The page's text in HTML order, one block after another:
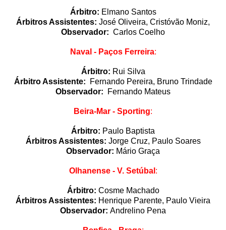
Árbitro: Elmano Santos
Árbitros Assistentes: José Oliveira, Cristóvão Moniz,
Observador: Carlos Coelho
Naval - Paços Ferreira:
Árbitro: Rui Silva
Árbitro Assistente: Fernando Pereira, Bruno Trindade
Observador: Fernando Mateus
Beira-Mar - Sporting:
Árbitro: Paulo Baptista
Árbitros Assistentes: Jorge Cruz, Paulo Soares
Observador: Mário Graça
Olhanense - V. Setúbal :
Árbitro: Cosme Machado
Árbitros Assistentes: Henrique Parente, Paulo Vieira
Observador: Andrelino Pena